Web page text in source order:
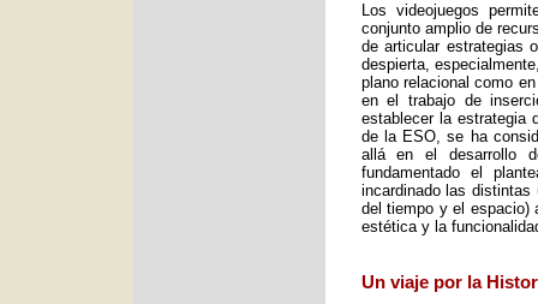
Los videojuegos
conjunto amplio de
de articular estrategias
despierta,
plano relacional como
en el trabajo de
establecer la estrategia
de la ESO, se ha
allá en el desarrollo
fundamentado el
incardinado las
del tiempo y el espacio)
estética y la
Un viaje por la